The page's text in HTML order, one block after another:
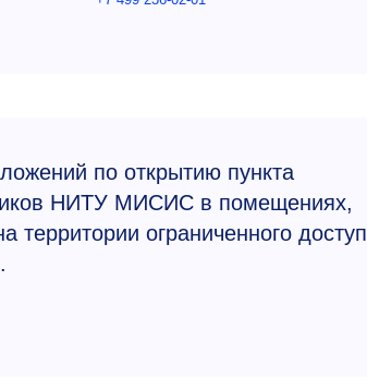
по открытию пункта
НИТУ МИСИС в помещениях,
ограниченного